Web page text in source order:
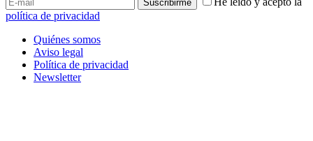
política de privacidad
Quiénes somos
Aviso legal
Política de privacidad
Newsletter